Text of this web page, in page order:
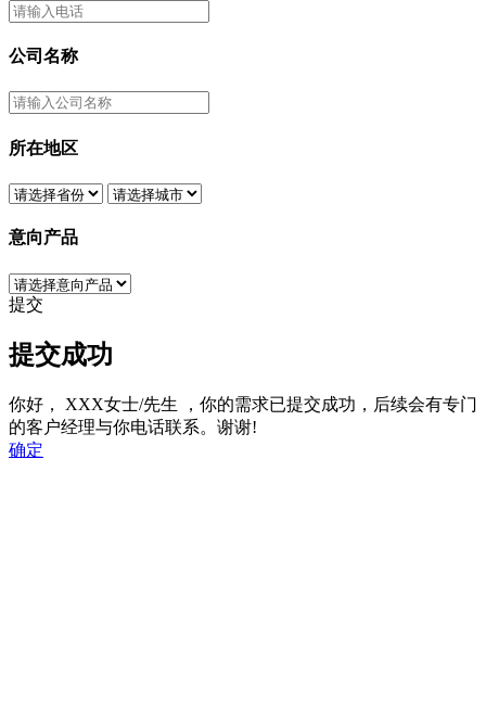
公司名称
所在地区
意向产品
提交
提交成功
你好， XXX女士/先生
，你的需求已提交成功，后续会有专门
的客户经理与你电话联系。谢谢!
确定